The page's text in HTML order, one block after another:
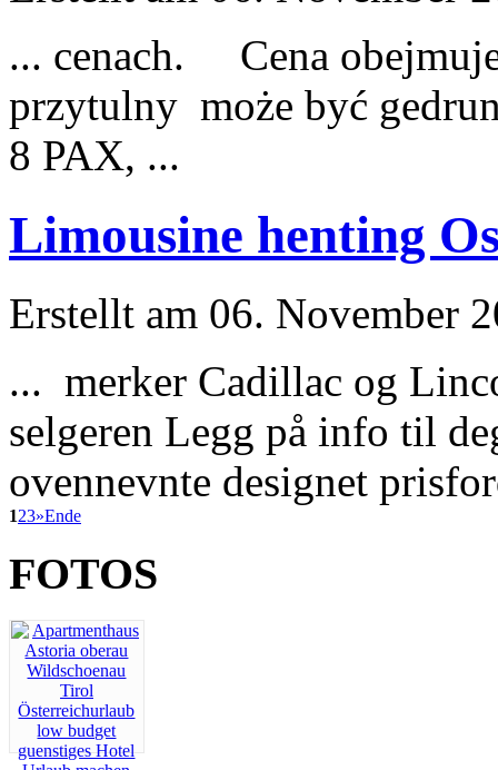
... cenach. Cena
przytulny może być
8 PAX, ...
Limousine henting
Erstellt am 06. November
... merker Cadillac og
selgeren Legg på info til
ovennevnte designet
123»Ende
FOTOS